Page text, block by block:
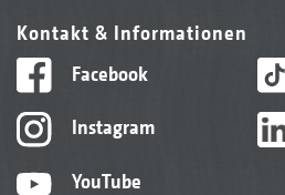
Kontakt & Informationen
Facebook
Instagram
YouTube